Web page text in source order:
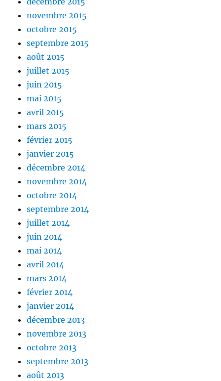
novembre 2015
octobre 2015
septembre 2015
août 2015
juillet 2015
juin 2015
mai 2015
avril 2015
mars 2015
février 2015
janvier 2015
décembre 2014
novembre 2014
octobre 2014
septembre 2014
juillet 2014
juin 2014
mai 2014
avril 2014
mars 2014
février 2014
janvier 2014
décembre 2013
novembre 2013
octobre 2013
septembre 2013
août 2013